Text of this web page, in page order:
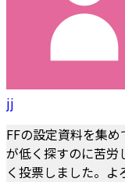
jj
FFの設定資料を集
が低く探すのに苦労
く投票しました。よ